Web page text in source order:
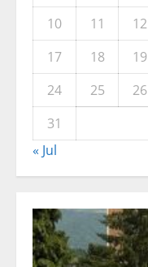
10
11 12
17
18 19
24
25 26
31
« Jul